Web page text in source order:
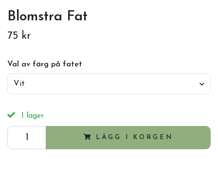
Blomstra Fat
75 kr
Val av färg på fatet
Vit
I lager
LÄGG I KORGEN